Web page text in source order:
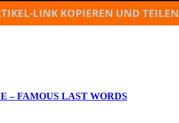
LINK KOPIEREN UND TEILEN
– FAMOUS LAST WORDS